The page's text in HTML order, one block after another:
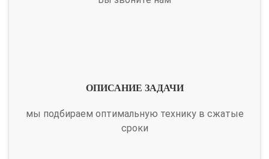
ОПИСАНИЕ ЗАДАЧИ
мы подбираем оптимальную технику в сжатые
сроки